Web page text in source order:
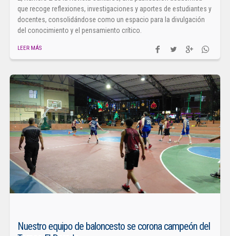
que recoge reflexiones, investigaciones y aportes de estudiantes y
docentes, consolidándose como un espacio para la divulgación
del conocimiento y el pensamiento crítico.
LEER MÁS
Nuestro equipo de baloncesto se corona campeón del